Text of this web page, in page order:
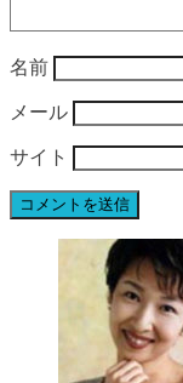
名前
メール
サイト